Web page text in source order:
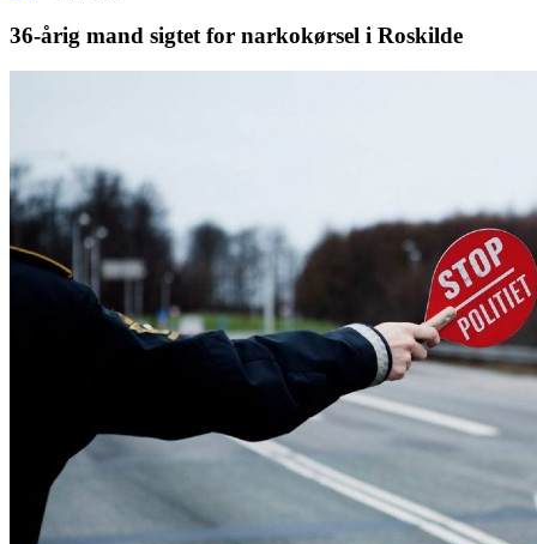
36-årig mand sigtet for narkokørsel i Roskilde